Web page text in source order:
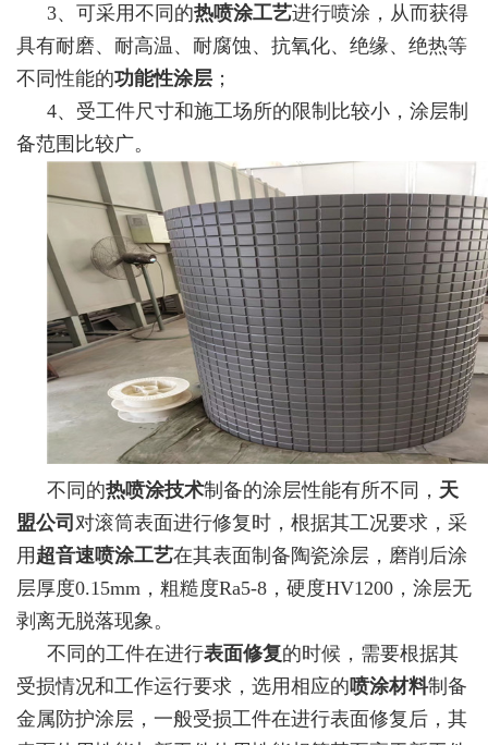
3、可采用不同的热喷涂工艺进行喷涂，从而获得
具有耐磨、耐高温、耐腐蚀、抗氧化、绝缘、绝热等
不同性能的功能性涂层 ；
4、受工件尺寸和施工场所的限制比较小，涂层制
备范围比较广。
不同的热喷涂技术制备的涂层性能有所不同， 天
盟公司 对滚筒表面进行修复时，根据其工况要求，采
用 超音速喷涂工艺在其表面制备陶瓷涂层，磨削后涂
层厚度0.15mm，粗糙度Ra5-8，硬度HV1200，涂层无
剥离无脱落现象。
不同的工件在进行表面修复的时候，需要根据其
受损情况和工作运行要求，选用相应的喷涂材料制备
金属防护涂层，一般受损工件在进行表面修复后，其